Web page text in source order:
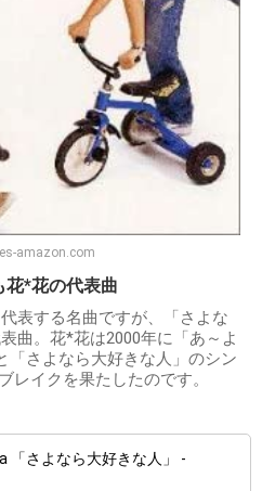
amazon.com
花*花の代表曲
表する名曲ですが、「さよな
曲。花*花は2000年に「あ～よ
「さよなら大好きな人」のシン
レイクを果たしたのです。
さよなら大好きな人」 -